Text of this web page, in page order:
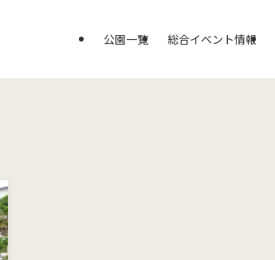
公園一覧 総合イベント情報